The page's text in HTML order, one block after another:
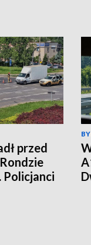
przed
Policjanci